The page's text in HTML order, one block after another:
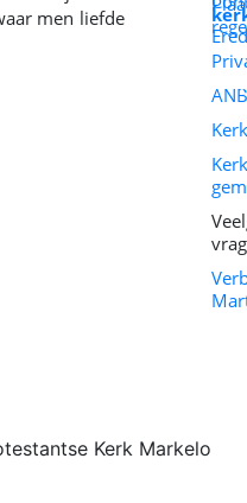
men liefde
Kerk Markelo